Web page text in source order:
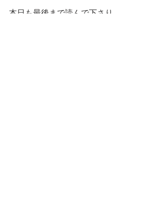
本日も最後まで読んで下さり